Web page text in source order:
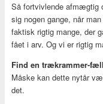
Så fortvivlende afmægtig
sig nogen gange, når
faktisk rigtig mange, der
fået i arv. Og vi er rigtig
Find en trækrammer-
Måske kan dette nytår
det.